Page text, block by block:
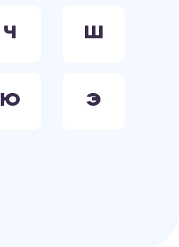
Ч Ш
Ю Э